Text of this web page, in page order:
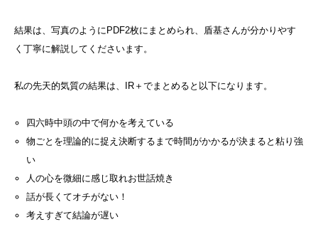
結果は、写真のようにPDF2枚にまとめられ、盾基さんが分かりやす
く丁寧に解説してくださいます。
私の先天的気質の結果は、IR＋でまとめると以下になります。
四六時中頭の中で何かを考えている
物ごとを理論的に捉え決断するまで時間がかかるが決まると粘り強
い
人の心を微細に感じ取れお世話焼き
話が長くてオチがない！
考えすぎて結論が遅い